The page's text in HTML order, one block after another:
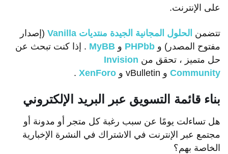
على الإنترنت.
تتضمن الحلول المجانية الجيدة منتديات Vanilla
(إصدار
مفتوح المصدر) وPHPbb وMyBB . إذا كنت تبحث عن
حل متميز ، تحقق من Invision
Community و vBulletin و XenForo
.
بناء قائمة التسويق عبر البريد الإلكتروني
هل تساءلت يومًا عن سبب رغبة كل متجر أو مدونة أو
مجتمع عبر الإنترنت في الاشتراك في النشرة الإخبارية
الخاصة بهم؟